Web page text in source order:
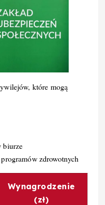
które mogą
biurze
zdrowotnych
Wynagrodzenie
(zł)